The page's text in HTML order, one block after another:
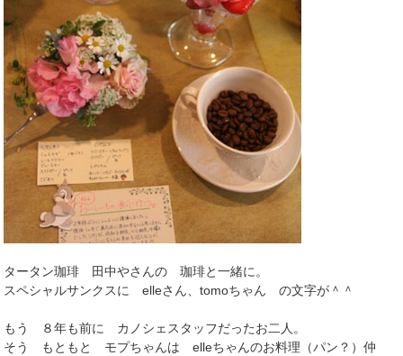
タータン珈琲 田中やさんの 珈琲と一緒に。
スペシャルサンクスに elleさん、tomoちゃん の文字が＾＾
もう ８年も前に カノシェスタッフだったお二人。
そう もともと モプちゃんは elleちゃんのお料理（パン？）仲